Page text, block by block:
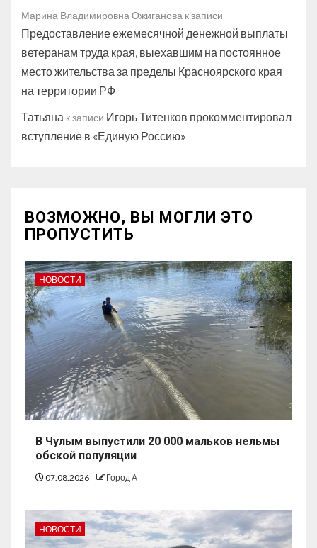
Марина Владимировна Ожиганова к записи
Предоставление ежемесячной денежной выплаты
ветеранам труда края, выехавшим на постоянное
место жительства за пределы Красноярского края
на территории РФ
Татьяна к записи Игорь Титенков прокомментировал
вступление в «Единую Россию»
ВОЗМОЖНО, ВЫ МОГЛИ ЭТО
ПРОПУСТИТЬ
НОВОСТИ
В Чулым выпустили 20 000 мальков нельмы
обской популяции
07.08.2026 Город А
НОВОСТИ